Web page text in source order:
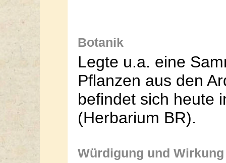
Botanik
Legte u.a. eine
Pflanzen aus den
befindet sich heute
(Herbarium BR).
Würdigung und Wirkung